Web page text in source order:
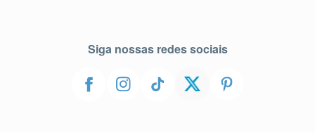
Siga nossas redes sociais